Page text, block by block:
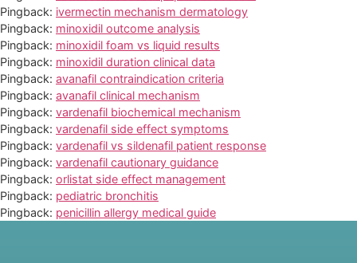
Pingback: ivermectin mechanism dermatology
Pingback: minoxidil outcome analysis
Pingback: minoxidil foam vs liquid results
Pingback: minoxidil duration clinical data
Pingback: avanafil contraindication criteria
Pingback: avanafil clinical mechanism
Pingback: vardenafil biochemical mechanism
Pingback: vardenafil side effect symptoms
Pingback: vardenafil vs sildenafil patient response
Pingback: vardenafil cautionary guidance
Pingback: orlistat side effect management
Pingback: pediatric bronchitis
Pingback: penicillin allergy medical guide